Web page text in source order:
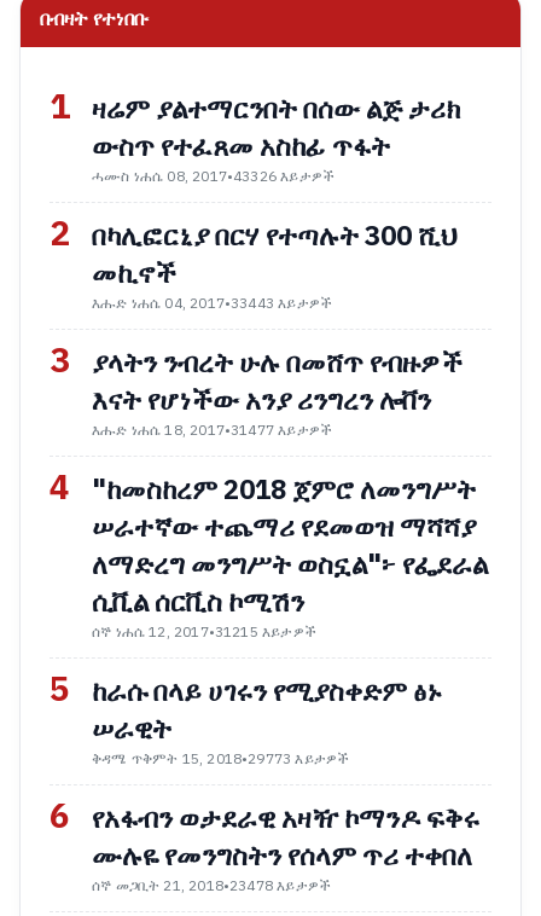
በብዛት የተነበቡ
1 ዛሬም ያልተማርንበት በሰው ልጅ ታሪክ
ውስጥ የተፈጸመ አስከፊ ጥፋት
ሓሙስ ነሐሴ 08, 2017•43326 እይታዎች
2 በካሊፎርኒያ በርሃ የተጣሉት 300 ሺህ
መኪኖች
እሑድ ነሐሴ 04, 2017•33443 እይታዎች
3
ያላትን ንብረት ሁሉ በመሸጥ የብዙዎች
እናት የሆነችው አንያ ሪንግረን ሎቨን
እሑድ ነሐሴ 18, 2017•31477 እይታዎች
4
"ከመስከረም 2018 ጀምሮ ለመንግሥት
ሠራተኛው ተጨማሪ የደመወዝ ማሻሻያ
ለማድረግ መንግሥት ወስኗል"፦ የፌደራል
ሲቪል ሰርቪስ ኮሚሽን
ሰኞ ነሐሴ 12, 2017•31215 እይታዎች
5
ከራሱ በላይ ሀገሩን የሚያስቀድም ፅኑ
ሠራዊት
ቅዳሜ ጥቅምት 15, 2018•29773 እይታዎች
6
የአፋብን ወታደራዊ አዛዥ ኮማንዶ ፍቅሩ
ሙሉዬ የመንግስትን የሰላም ጥሪ ተቀበለ
ሰኞ መጋቢት 21, 2018•23478 እይታዎች